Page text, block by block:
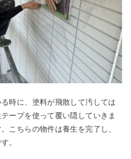
時に、塗料が飛散して汚しては
ープを使って覆い隠していきま
こちらの物件は養生を完了し、
。